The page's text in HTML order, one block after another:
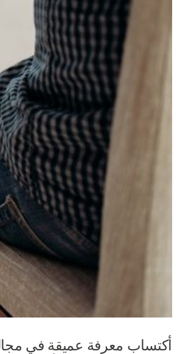
أكتساب معرفة عميقة في